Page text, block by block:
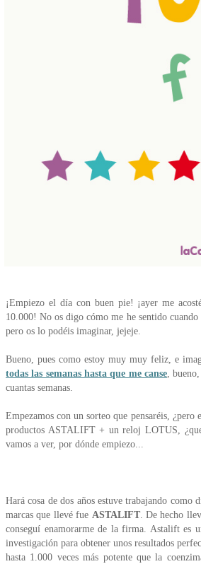
¡Empiezo el día con buen pie! ¡ayer me
10.000! No os digo cómo me he sentido
pero os lo podéis imaginar, jejeje.
Bueno, pues como estoy muy muy feliz, e
todas las semanas hasta que me canse,
cuantas semanas.
Empezamos con un sorteo que pensaréis,
productos ASTALIFT + un reloj LOTUS,
vamos a ver, por dónde empiezo...
Hará cosa de dos años estuve trabajando como
marcas que llevé fue ASTALIFT. De hecho
conseguí enamorarme de la firma. Astalift es
investigación para obtener unos resultados
hasta 1.000 veces más potente que la